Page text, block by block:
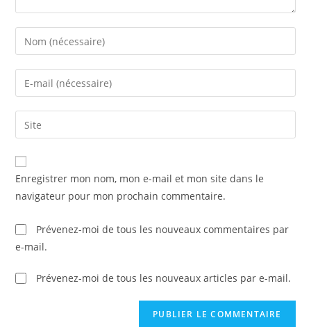
Enregistrer mon nom, mon e-mail et mon site dans le
navigateur pour mon prochain commentaire.
Prévenez-moi de tous les nouveaux commentaires par
e-mail.
Prévenez-moi de tous les nouveaux articles par e-mail.